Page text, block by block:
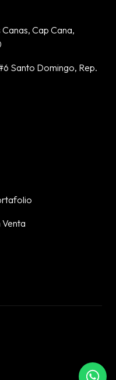
Cap Cana,
Santo Domingo, Rep.
Venta